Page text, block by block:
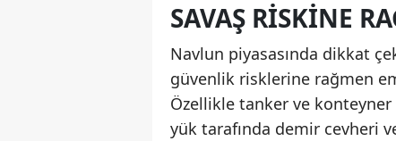
SAVAŞ RISKINE
Navlun piyasasında dikkat
güvenlik risklerine rağmen
Özellikle tanker ve
yük tarafında demir cevheri